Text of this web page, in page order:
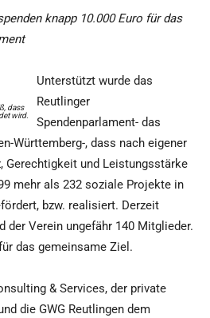
knapp 10.000 Euro für das
dass
wird.
Unterstützt wurde das
Reutlinger
Spendenparlament- das
Württemberg-, dass nach eigener
Gerechtigkeit und Leistungsstärke
mehr als 232 soziale Projekte in
bzw. realisiert. Derzeit
der Verein ungefähr 140 Mitglieder.
das gemeinsame Ziel.
& Services, der private
die GWG Reutlingen dem